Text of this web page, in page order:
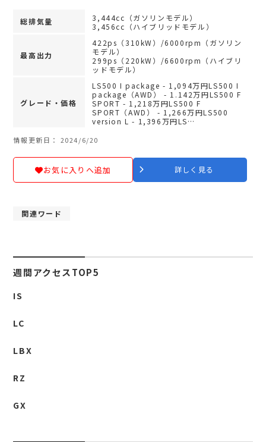
総排気量
3,444cc（ガソリンモデル）
3,456cc（ハイブリッドモデル）
最高出力
422ps（310kW）/6000rpm（ガソリン
モデル）
299ps（220kW）/6600rpm（ハイブリ
ッドモデル）
グレード・価格
LS500 I package - 1,094万円LS500 I
package（AWD） - 1.142万円LS500 F
SPORT - 1,218万円LS500 F
SPORT（AWD） - 1,266万円LS500
version L - 1,396万円LS…
情報更新日： 2024/6/20
お気に入りへ追加 詳しく見る
関連ワード
週間アクセスTOP5
IS
LC
LBX
RZ
GX